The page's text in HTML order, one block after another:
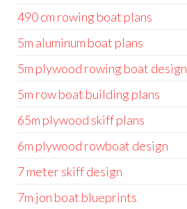
490 cm rowing boat plans
5m aluminum boat plans
5m plywood rowing boat design
5m row boat building plans
65m plywood skiff plans
6m plywood rowboat design
7 meter skiff design
7m jon boat blueprints